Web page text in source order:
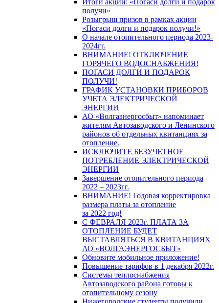
Итоги акции: «Погаси долги и подарок
получи»
Розыгрыш призов в рамках акции
«Погаси долги и подарок получи!»
О начале отопительного периода 2023-
2024гг.
ВНИМАНИЕ! ОТКЛЮЧЕНИЕ
ГОРЯЧЕГО ВОДОСНАБЖЕНИЯ!
ПОГАСИ ДОЛГИ И ПОДАРОК
ПОЛУЧИ!
ГРАФИК УСТАНОВКИ ПРИБОРОВ
УЧЕТА ЭЛЕКТРИЧЕСКОЙ
ЭНЕРГИИ
АО «Волгаэнергосбыт» напоминает
жителям Автозаводского и Ленинского
районов об отдельных квитанциях за
отопление.
ИСКЛЮЧИТЕ БЕЗУЧЕТНОЕ
ПОТРЕБЛЕНИЕ ЭЛЕКТРИЧЕСКОЙ
ЭНЕРГИИ
Завершение отопительного периода
2022 – 2023гг.
ВНИМАНИЕ! Годовая корректировка
размера платы за отопление
за 2022 год!
С ФЕВРАЛЯ 2023г. ПЛАТА ЗА
ОТОПЛЕНИЕ БУДЕТ
ВЫСТАВЛЯТЬСЯ В КВИТАНЦИЯХ
АО «ВОЛГАЭНЕРГОСБЫТ»
Обновите мобильное приложение!
Повышение тарифов в 1 декабря 2022г.
Системы теплоснабжения
Автозаводского района готовы к
отопительному сезону